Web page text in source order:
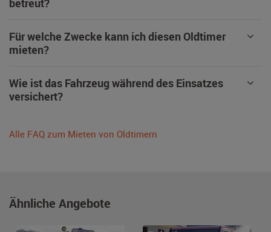
betreut?
Für welche Zwecke kann ich diesen Oldtimer
mieten?
Wie ist das Fahrzeug während des Einsatzes
versichert?
Alle FAQ zum Mieten von Oldtimern
Ähnliche Angebote